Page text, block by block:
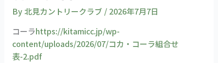
By北見カントリークラブ / 2026年7月7日
コーラhttps://kitamicc.jp/wp-
content/uploads/2026/07/コカ・コーラ組合せ
表-2.pdf